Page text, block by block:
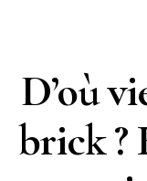
D’où
brick ?